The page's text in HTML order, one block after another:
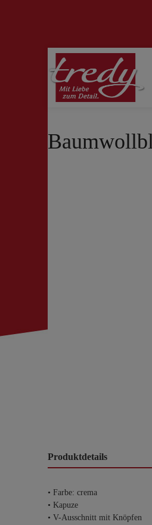
Zur Suche springen Zur
Produktdetails
• Farbe: crema
• Kapuze
• V-Ausschnitt mit Knöpfen